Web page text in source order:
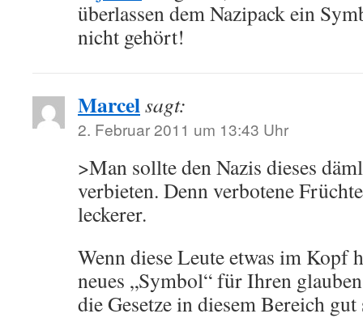
überlassen dem Nazipack ein
nicht gehört!
Marcelsagt:
2. Februar 2011 um 13:43 Uhr
>Man sollte den Nazis dieses
verbieten. Denn verbotene
leckerer.
Wenn diese Leute etwas im Kopf
neues „Symbol“ für Ihren
die Gesetze in diesem Bereich